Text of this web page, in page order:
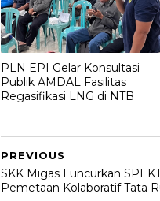
PLN EPI Gelar Konsultasi
Publik AMDAL Fasilitas
Regasifikasi LNG di NTB
PREVIOUS
SKK Migas Luncurkan
Pemetaan Kolaboratif Tata